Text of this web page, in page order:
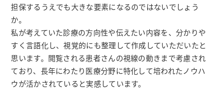
担保するうえでも大きな要素になるのではないでしょう
か。
私が考えていた診療の方向性や伝えたい内容を、分かりや
すく言語化し、視覚的にも整理して作成していただいたと
思います。閲覧される患者さんの視線の動きまで考慮され
ており、長年にわたり医療分野に特化して培われたノウハ
ウが活かされていると実感しています。